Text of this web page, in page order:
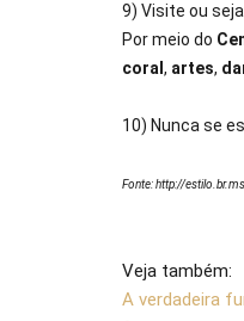
9) Visite ou
Por meio do
coral , artes,
10) Nunca se
Fonte: http://
Veja também:
A verdadeira